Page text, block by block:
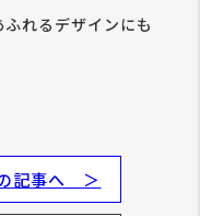
れるデザインにも
記事へ ＞